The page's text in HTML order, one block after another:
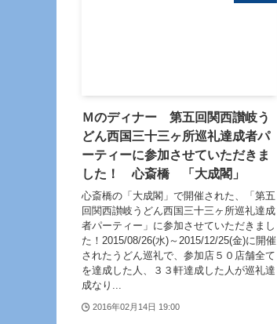
Ｍのディナー 第五回関西讃岐う
どん西国三十三ヶ所巡礼達成者パ
ーティーに参加させていただきま
した！ 心斎橋 「大成閣」
心斎橋の「大成閣」で開催された、「第五
回関西讃岐うどん西国三十三ヶ所巡礼達成
者パーティー」に参加させていただきまし
た！2015/08/26(水)～2015/12/25(金)に開催
されたうどん巡礼で、参加店５０店舗全て
を達成した人、３３軒達成した人が巡礼達
成なり...
2016年02月14日 19:00